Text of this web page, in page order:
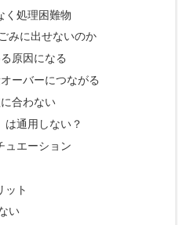
く処理困難物
みに出せないのか
原因になる
ーバーにつながる
合わない
は通用しない？
ュエーション
ット
い